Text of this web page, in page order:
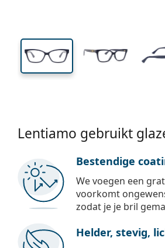
Lentiamo gebruikt
Bestendige
We voegen een
voorkomt
zodat je je bril
Helder, stevig,